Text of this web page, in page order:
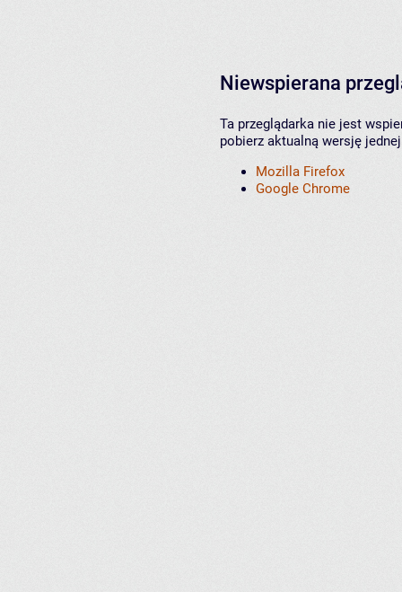
Niewspierana
Ta przeglądarka nie jest
pobierz aktualną wersję
Mozilla Firefox
Google Chrome